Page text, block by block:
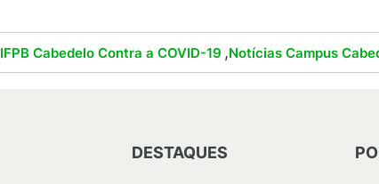
IFPB Cabedelo Contra a COVID-19 ,Notícias Campus
DESTAQUES